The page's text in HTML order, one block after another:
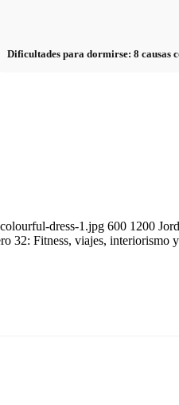
Dificultades para dormirse: 8 causas
dress-1.jpg 600 1200
32: Fitness, viajes, interiorismo